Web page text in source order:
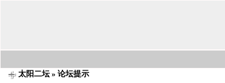
太阳二坛» 论坛提示